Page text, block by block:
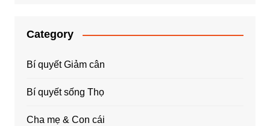
Category
Bí quyết Giảm cân
Bí quyết sống Thọ
Cha mẹ & Con cái